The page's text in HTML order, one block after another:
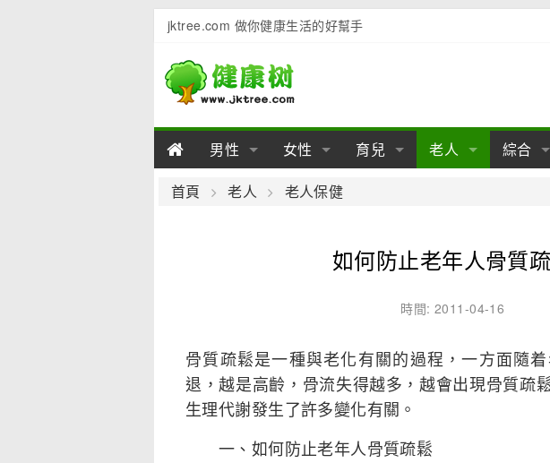
jktree.com 做你健康生活的好幫手
男性
男性陽痿
男性早泄
男性用品 男性疾病
女性
女性乳房
女性飲食
女性生理 女性疾病
育兒
幼兒期
學前期 母
老人
老人用品
老人
綜合
亞健
首頁 老人 老人保健
如何防止老年人骨質
時間: 2011-04-16
骨質疏鬆是一種與老化有關的過程，一方面隨
退，越是高齡，骨流失得越多，越會出現骨質疏
生理代謝發生了許多變化有關。
一、如何防止老年人骨質疏鬆